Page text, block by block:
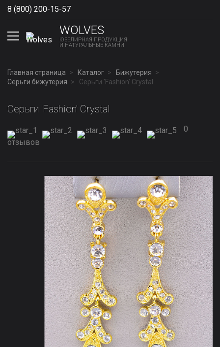
8 (800) 200-15-57
WOLVES
ЮВЕЛИРНАЯ ПРОДУКЦИЯ
И НАТУРАЛЬНЫЕ КАМНИ
Главная страница Каталог
Бижутерия
Серьги бижутерия
Серьги 'Fashion' Сrystal
Серьги 'Fashion' Сrystal
0
отзывов